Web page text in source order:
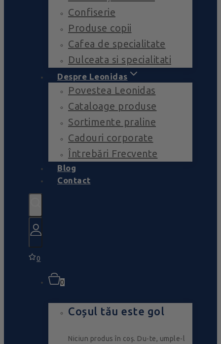
Confiserie
Produse copii
Cafea de specialitate
Dulceata si specialitati
Despre Leonidas
Povestea Leonidas
Cataloage produse
Sortimente praline
Cadouri corporate
Întrebări Frecvente
Blog
Contact
0
0
Coșul tău este gol
Niciun produs în coș. Du-te, umple-l